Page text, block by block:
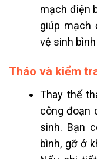
mạch điện
giúp mạch
vệ sinh
Tháo và kiểm
Thay thế
công đoạn
sinh. Bạn
bình, gỡ ở